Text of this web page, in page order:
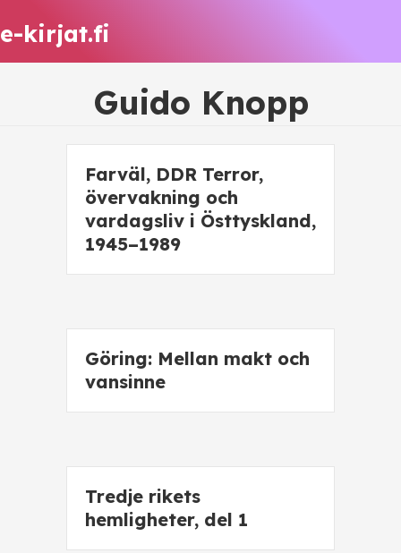
e-kirjat.fi
Guido Knopp
Farväl, DDR Terror,
övervakning och
vardagsliv i Östtyskland,
1945–1989
Göring: Mellan makt och
vansinne
Tredje rikets
hemligheter, del 1